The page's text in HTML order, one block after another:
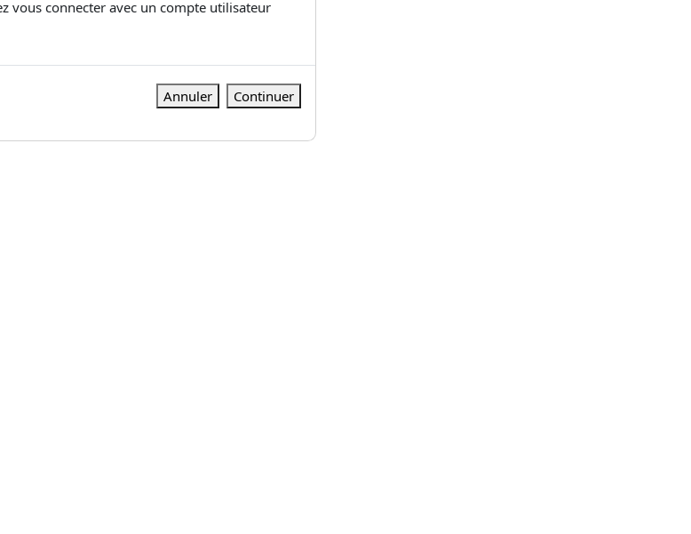
vous connecter avec un compte utilisateur
Annuler Continuer